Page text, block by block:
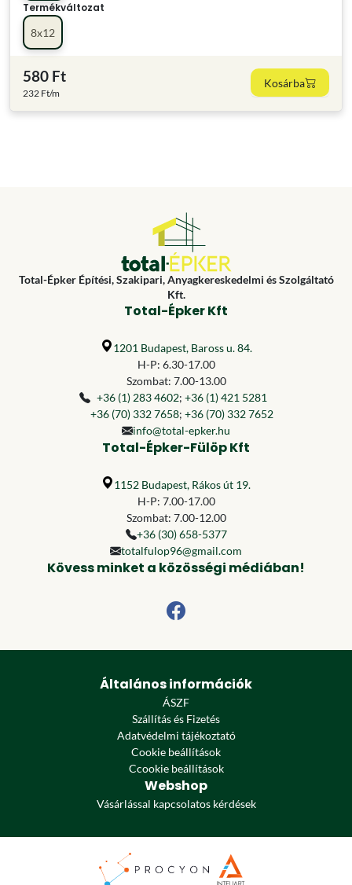
Termékváltozat
8x12
580 Ft
232 Ft/m
Kosárba
Total-Épker Építési, Szakipari, Anyagkereskedelmi és Szolgáltató
Kft.
Total-Épker Kft
1201 Budapest, Baross u. 84.
H-P: 6.30-17.00
Szombat: 7.00-13.00
+36 (1) 283 4602; +36 (1) 421 5281
+36 (70) 332 7658; +36 (70) 332 7652
info@total-epker.hu
Total-Épker-Fülöp Kft
1152 Budapest, Rákos út 19.
H-P: 7.00-17.00
Szombat: 7.00-12.00
+36 (30) 658-5377
totalfulop96@gmail.com
Kövess minket a közösségi médiában!
Általános információk
ÁSZF
Szállítás és Fizetés
Adatvédelmi tájékoztató
Cookie beállítások
Ccookie beállítások
Webshop
Vásárlással kapcsolatos kérdések